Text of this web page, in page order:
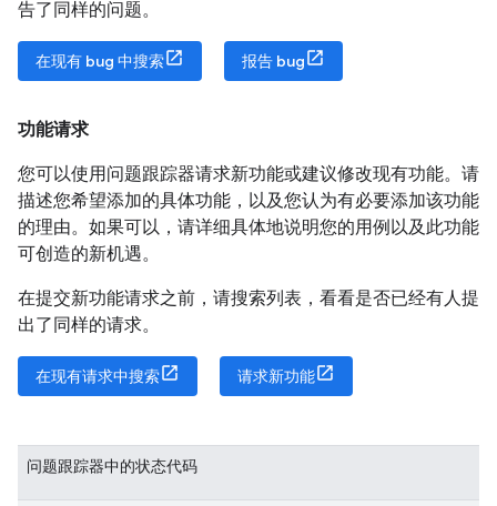
告了同样的问题。
在现有 bug 中搜索 报告 bug
功能请求
您可以使用问题跟踪器请求新功能或建议修改现有功能。请
描述您希望添加的具体功能，以及您认为有必要添加该功能
的理由。如果可以，请详细具体地说明您的用例以及此功能
可创造的新机遇。
在提交新功能请求之前，请搜索列表，看看是否已经有人提
出了同样的请求。
在现有请求中搜索 请求新功能
问题跟踪器中的状态代码